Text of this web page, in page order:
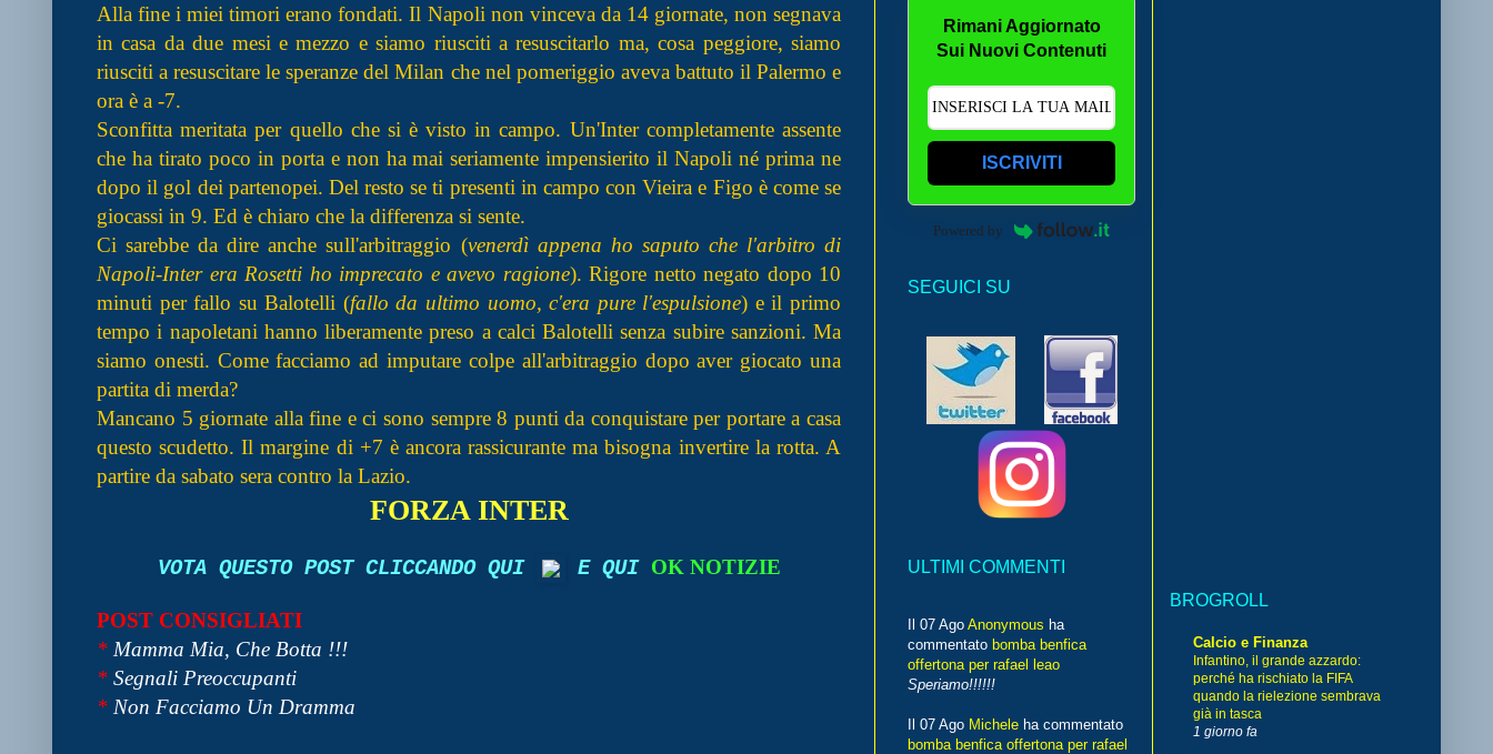
Alla fine i miei timori erano fondati. Il Napoli non vinceva da 14 giornate, non segnava
in casa da due mesi e mezzo e siamo riusciti a resuscitarlo ma, cosa peggiore, siamo
riusciti a resuscitare le speranze del Milan che nel pomeriggio aveva battuto il Palermo e
ora è a -7.
Sconfitta meritata per quello che si è visto in campo. Un'Inter completamente assente
che ha tirato poco in porta e non ha mai seriamente impensierito il Napoli né prima ne
dopo il gol dei partenopei. Del resto se ti presenti in campo con Vieira e Figo è come se
giocassi in 9. Ed è chiaro che la differenza si sente.
Ci sarebbe da dire anche sull'arbitraggio (venerdì appena ho saputo che l'arbitro di
Napoli-Inter era Rosetti ho imprecato e avevo ragione). Rigore netto negato dopo 10
minuti per fallo su Balotelli (fallo da ultimo uomo, c'era pure l'espulsione) e il primo
tempo i napoletani hanno liberamente preso a calci Balotelli senza subire sanzioni. Ma
siamo onesti. Come facciamo ad imputare colpe all'arbitraggio dopo aver giocato una
partita di merda?
Mancano 5 giornate alla fine e ci sono sempre 8 punti da conquistare per portare a casa
questo scudetto. Il margine di +7 è ancora rassicurante ma bisogna invertire la rotta. A
partire da sabato sera contro la Lazio.
FORZA INTER
VOTA QUESTO POST CLICCANDO QUI E QUI OK NOTIZIE
POST CONSIGLIATI
* Mamma Mia, Che Botta !!!
* Segnali Preoccupanti
* Non Facciamo Un Dramma
Rimani Aggiornato
Sui Nuovi Contenuti
ISCRIVITI
Powered by
SEGUICI SU
ULTIMI COMMENTI
Il 07 Ago Anonymous ha
commentato bomba benfica
offertona per rafael leao
Speriamo!!!!!!
Il 07 Ago Michele ha commentato
bomba benfica offertona per rafael
BROGROLL
Calcio e Finanza
Infantino, il grande azzardo:
perché ha rischiato la FIFA
quando la rielezione sembrava
già in tasca
1 giorno fa